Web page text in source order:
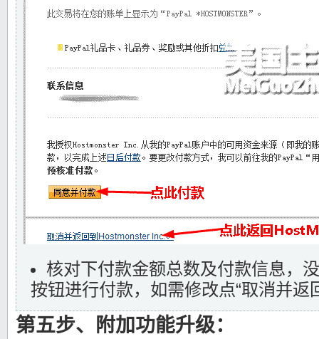
核对下付款金额总数及付款信息，
按钮进行付款，如需修改点“取消并返
第五步、附加功能升级：